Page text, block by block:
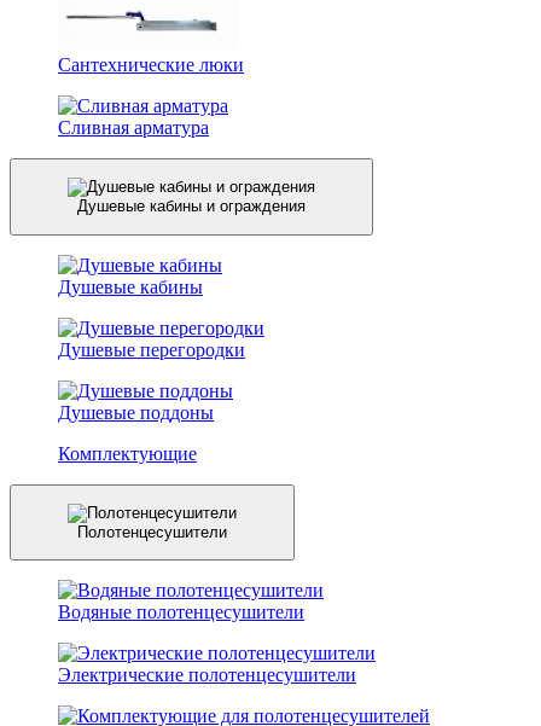
Сантехнические люки
Сливная арматура
Душевые кабины и ограждения
Душевые кабины
Душевые перегородки
Душевые поддоны
Комплектующие
Полотенцесушители
Водяные полотенцесушители
Электрические полотенцесушители